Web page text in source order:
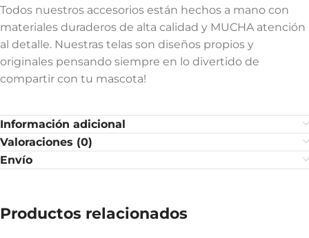
Todos nuestros accesorios están hechos a mano con
materiales duraderos de alta calidad y MUCHA atención
al detalle. Nuestras telas son diseños propios y
originales pensando siempre en lo divertido de
compartir con tu mascota!
Información adicional
Valoraciones (0)
Envío
Productos relacionados